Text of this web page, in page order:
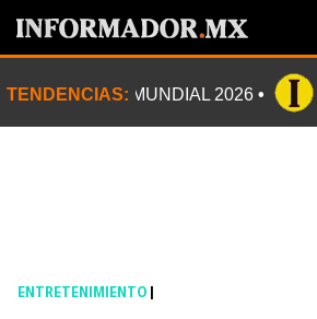
TENDENCIAS: MUNDIAL 2026
ENTRETENIMIENTO